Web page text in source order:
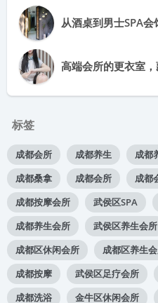
从酒桌到男士SPA
高端会所的更衣室
标签
成都会所 成都养生 成都
成都桑拿
成都会所 成都
成都按摩会所
武侯区SPA
成都养生会所
武侯区养生会所
成都区休闲会所
成都区养生
成都按摩
武侯区足疗会所
成都洗浴
金牛区休闲会所